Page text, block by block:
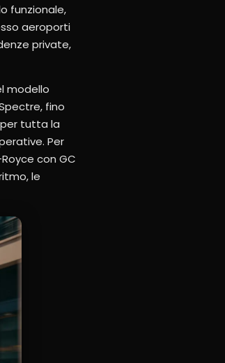
funzionale,
aeroporti
private,
modello
fino
per tutta la
Per
con GC
le